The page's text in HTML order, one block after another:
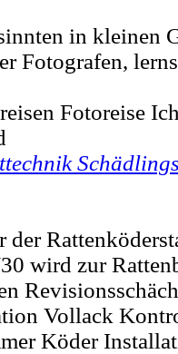
in kleinen
Fotografen,
Fotoreise
der
wird zur
Vollack
Köder